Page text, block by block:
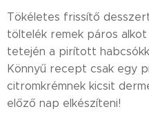
Tökéletes frissítő
töltelék remek páros
tetején a pirított
Könnyű recept csak egy
citromkrémnek kicsit
előző nap elkészíteni!